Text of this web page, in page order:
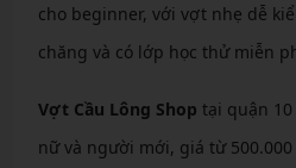
cho beginner, với vợt nhẹ dễ
chăng và có lớp học thử miễn
Vợt Cầu Lông Shop tại quận
nữ và người mới, giá từ